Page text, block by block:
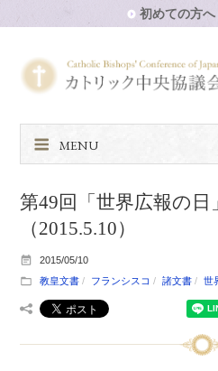
初めての方へ
MENU
第49回「世界広報の
（2015.5.10）
2015/05/10
教皇文書
フランシスコ 諸文書 世